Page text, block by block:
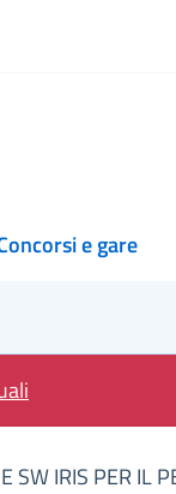
e gare
SW IRIS PER